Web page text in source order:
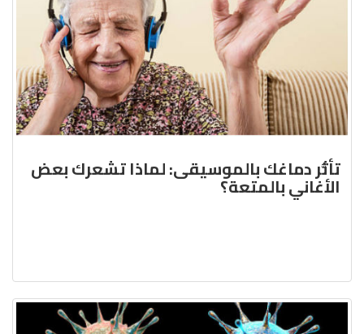
تأثُّر دماغك بالموسيقى: لماذا تشعرك بعض
الأغاني بالمتعة؟